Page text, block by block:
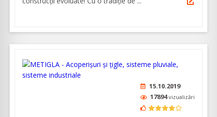
15.10.2019
17894vizualizări